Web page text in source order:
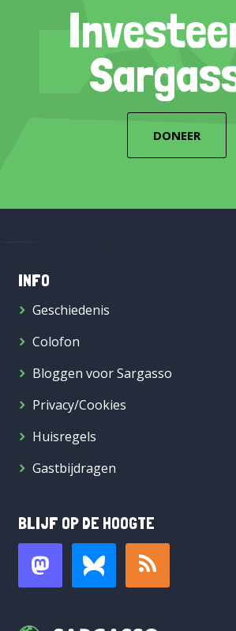
DONEER
INFO
Geschiedenis
Colofon
Bloggen voor Sargasso
Privacy/Cookies
Huisregels
Gastbijdragen
BLIJF OP DE HOOGTE